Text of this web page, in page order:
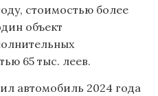
стоимостью более
объект
65 тыс. леев.
автомобиль 2024 года